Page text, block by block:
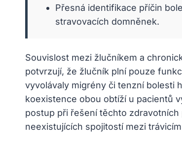
Přesná identifikace příčin
stravovacích domněnek.
Souvislost mezi žlučníkem a
potvrzují, že žlučník plní pouze
vyvolávaly migrény či tenzní bolesti
koexistence obou obtíží u pacientů
postup při řešení těchto
neexistujících spojitostí mezi